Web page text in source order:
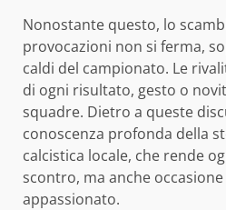
Nonostante questo, lo
provocazioni non si ferma,
caldi del campionato. Le
di ogni risultato, gesto o
squadre. Dietro a queste
conoscenza profonda della
calcistica locale, che rende
scontro, ma anche
appassionato.